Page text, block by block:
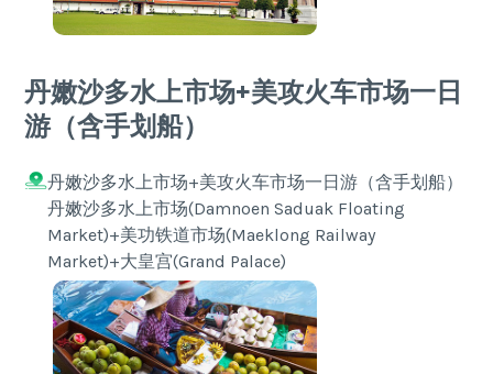
丹嫩沙多水上市场+美攻火车市场一日
游（含手划船）
丹嫩沙多水上市场+美攻火车市场一日游（含手划船）
丹嫩沙多水上市场(Damnoen Saduak Floating
Market)+美功铁道市场(Maeklong Railway
Market)+大皇宫(Grand Palace)